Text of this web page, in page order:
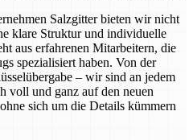
Salzgitter bieten wir nicht
klare Struktur und individuelle
aus erfahrenen Mitarbeitern, die
spezialisiert haben. Von der
– wir sind an jedem
voll und ganz auf den neuen
sich um die Details kümmern